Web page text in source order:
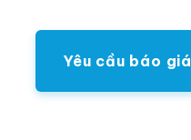
Yêu cầu báo giá